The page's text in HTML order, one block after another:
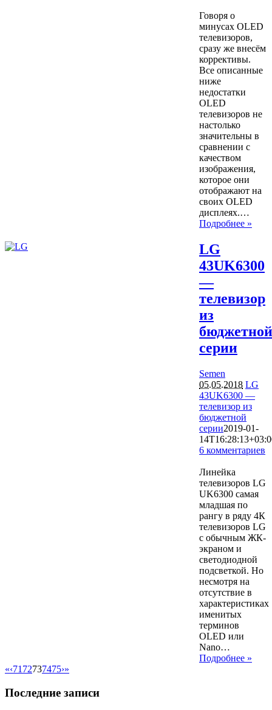
Говоря о
минусах OLED
телевизоров,
сразу же внесём
коррективы.
Все описанные
ниже
недостатки
OLED
телевизоров не
настолько
значительны в
сравнении с
качеством
изображения,
которое они
отображают на
своих OLED
дисплеях.…
Подробнее »
LG
43UK6300
—
телевизор
из
бюджетной
серии
Semen
05.05.2018 LG
43UK6300 —
телевизор из
бюджетной
серии2019-01-
6 комментариев
Линейка
телевизоров LG
UK6300 самая
младшая по
рангу в ряду 4К
телевизоров LG
с обычным ЖК-
экраном и
светодиодной
подсветкой. Но
несмотря на
отсутствие в
характеристиках
именитых
терминов
OLED или
Nano…
Подробнее »
«‹71 72737475›»
Последние записи